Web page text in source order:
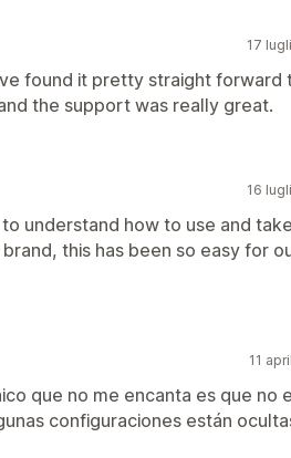
17
found it pretty straight forward
the support was really great.
16
understand how to use and
this has been so easy for
11
que no me encanta es que no
configuraciones están